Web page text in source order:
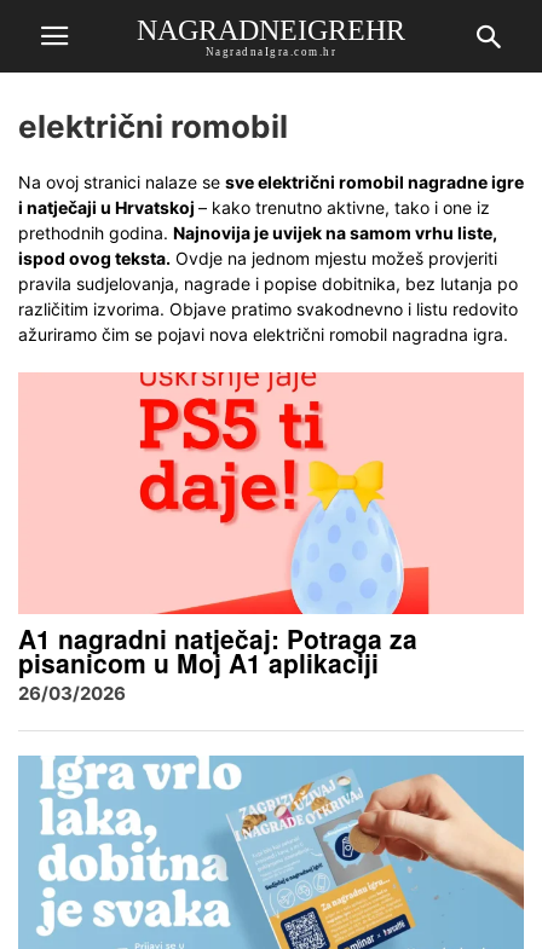
NAGRADNEIGREHR
NagradnaIgra.com.hr
električni romobil
Na ovoj stranici nalaze se sve električni romobil nagradne igre
i natječaji u Hrvatskoj – kako trenutno aktivne, tako i one iz
prethodnih godina. Najnovija je uvijek na samom vrhu liste,
ispod ovog teksta. Ovdje na jednom mjestu možeš provjeriti
pravila sudjelovanja, nagrade i popise dobitnika, bez lutanja po
različitim izvorima. Objave pratimo svakodnevno i listu redovito
ažuriramo čim se pojavi nova električni romobil nagradna igra.
A1 nagradni natječaj: Potraga za
pisanicom u Moj A1 aplikaciji
26/03/2026